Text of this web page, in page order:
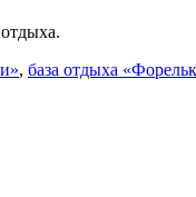
, база отдыха